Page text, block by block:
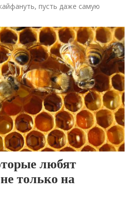
пусть даже самую
любят
только на